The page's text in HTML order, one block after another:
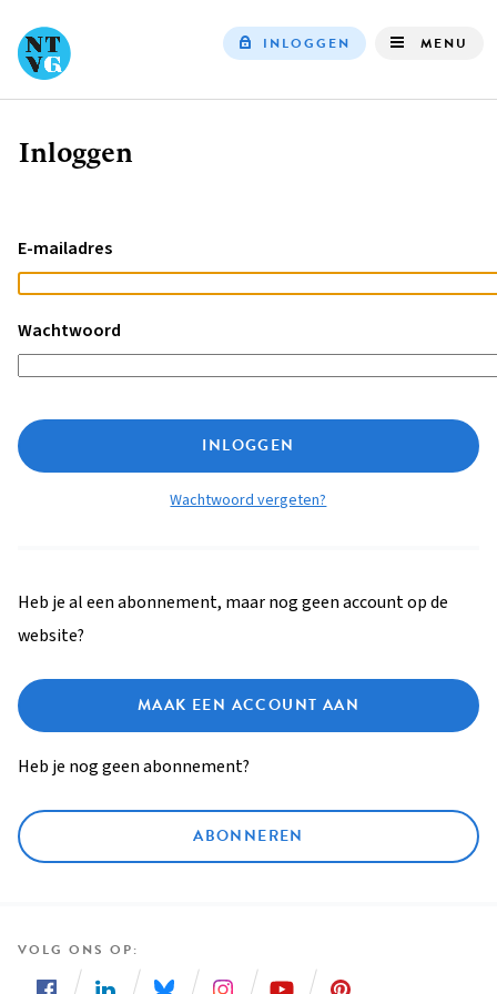
INLOGGEN MENU
Kruimelpad
Inloggen
E-mailadres
Wachtwoord
INLOGGEN
Wachtwoord vergeten?
Heb je al een abonnement, maar nog geen account op de
website?
MAAK EEN ACCOUNT AAN
Heb je nog geen abonnement?
ABONNEREN
VOLG ONS OP